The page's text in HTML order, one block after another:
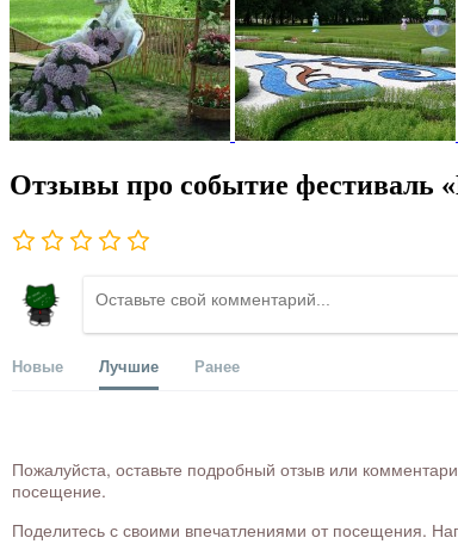
Отзывы про событие фестиваль
Новые Лучшие Ранее
Пожалуйста, оставьте подробный отзыв или
посещение.
Поделитесь с своими впечатлениями от посещения.